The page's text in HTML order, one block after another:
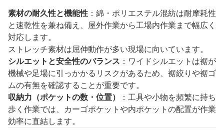
素材の耐久性と機能性 ：綿・ポリエステル混紡は耐摩耗性
と速乾性を兼ね備え、屋外作業から工場内作業まで幅広く
対応します。
ストレッチ素材は屈伸動作が多い現場に向いています。
シルエットと安全性のバランス ：ワイドシルエットは裾が
機械や足場に引っかかるリスクがあるため、裾絞りや裾ゴ
ムの有無を確認することが重要です。
収納力（ポケットの数・位置）
：工具や小物を頻繁に持ち
歩く作業では、カーゴポケットや内ポケットの配置が作業
効率に直結します。